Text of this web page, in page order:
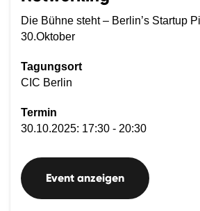
Die Bühne steht – Berlin’s Startup
30.Oktober
Tagungsort
CIC Berlin
Termin
30.10.2025: 17:30 - 20:30
Event anzeigen